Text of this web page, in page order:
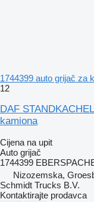
1744399 auto grijač za
12
DAF
kamiona
Cijena na upit
Auto grijač
1744399
Nizozemska,
Schmidt Trucks B.V.
Kontaktirajte prodavca